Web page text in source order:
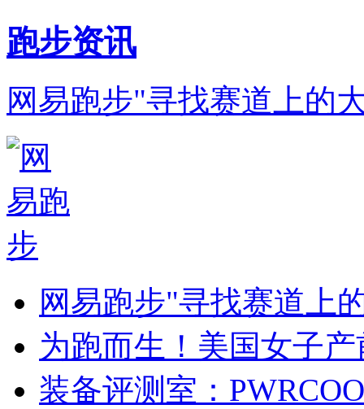
跑步资讯
网易跑步"寻找赛道上的
网易跑步"寻找赛道上
为跑而生！美国女子
装备评测室：